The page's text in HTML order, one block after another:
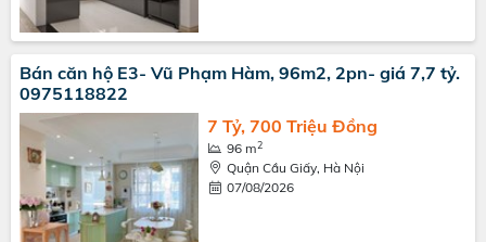
Bán căn hộ E3- Vũ Phạm Hàm, 96m2, 2pn- giá 7,7 tỷ.
0975118822
7 Tỷ, 700 Triệu Đồng
96 m2
Quận Cầu Giấy, Hà Nội
07/08/2026